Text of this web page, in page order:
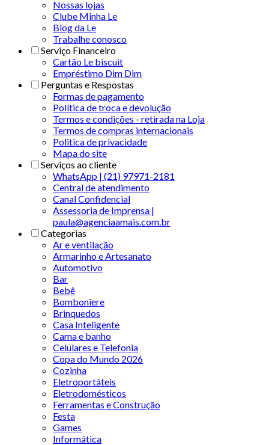
Nossas lojas
Clube Minha Le
Blog da Le
Trabalhe conosco
Serviço Financeiro
Cartão Le biscuit
Empréstimo Dim Dim
Perguntas e Respostas
Formas de pagamento
Política de troca e devolução
Termos e condições - retirada na Loja
Termos de compras internacionais
Politica de privacidade
Mapa do site
Serviços ao cliente
WhatsApp | (21) 97971-2181
Central de atendimento
Canal Confidencial
Assessoria de Imprensa |
paula@agenciaamais.com.br
Categorias
Ar e ventilação
Armarinho e Artesanato
Automotivo
Bar
Bebê
Bomboniere
Brinquedos
Casa Inteligente
Cama e banho
Celulares e Telefonia
Copa do Mundo 2026
Cozinha
Eletroportáteis
Eletrodomésticos
Ferramentas e Construção
Festa
Games
Informática